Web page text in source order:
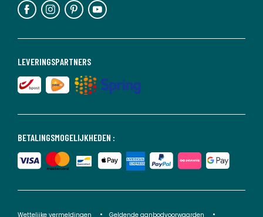
BETALINGSMOGELIJKHEDEN :
LEVERINGSPARTNERS
Wettelijke vermeldingen Geldende aanbodvoorwaarden